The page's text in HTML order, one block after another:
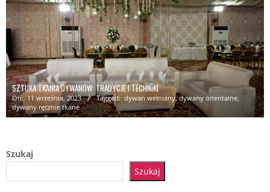
SZTUKA TKANIA DYWANÓW: TRADYCJE I TECHNIKI
On: 11 września, 2023 Tagged: dywan wełniany,dywany orientalne,
dywany ręcznie tkane
Szukaj
Szukaj